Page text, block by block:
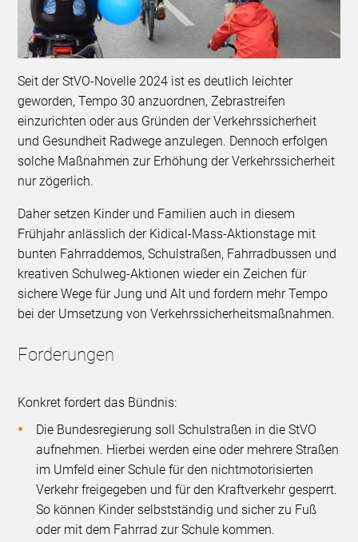
Seit der StVO-Novelle 2024 ist es deutlich leichter
geworden, Tempo 30 anzuordnen, Zebrastreifen
einzurichten oder aus Gründen der Verkehrssicherheit
und Gesundheit Radwege anzulegen. Dennoch erfolgen
solche Maßnahmen zur Erhöhung der Verkehrssicherheit
nur zögerlich.
Daher setzen Kinder und Familien auch in diesem
Frühjahr anlässlich der Kidical-Mass-Aktionstage mit
bunten Fahrraddemos, Schulstraßen, Fahrradbussen und
kreativen Schulweg-Aktionen wieder ein Zeichen für
sichere Wege für Jung und Alt und fordern mehr Tempo
bei der Umsetzung von Verkehrssicherheitsmaßnahmen.
Forderungen
Konkret fordert das Bündnis:
Die Bundesregierung soll Schulstraßen in die StVO
aufnehmen. Hierbei werden eine oder mehrere Straßen
im Umfeld einer Schule für den nichtmotorisierten
Verkehr freigegeben und für den Kraftverkehr gesperrt.
So können Kinder selbstständig und sicher zu Fuß
oder mit dem Fahrrad zur Schule kommen.